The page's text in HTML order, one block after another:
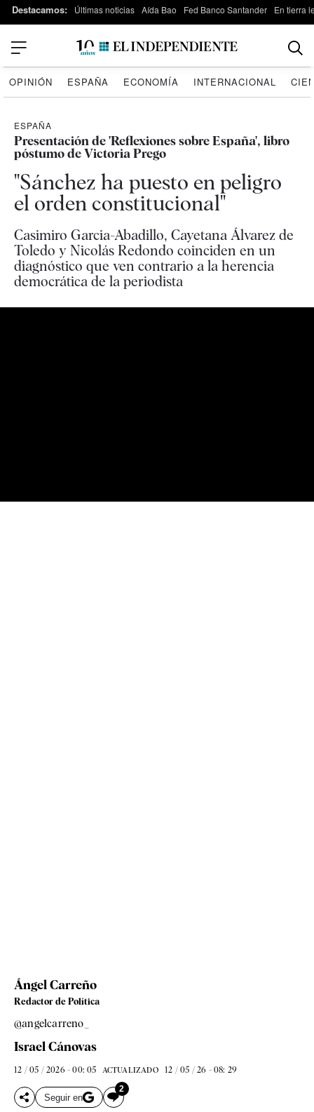
Destacamos: Últimas noticias Aída Bao Fed Banco Santander En tierra
OPINIÓN ESPAÑA ECONOMÍA INTERNACIONAL
ESPAÑA
Presentación de 'Reflexiones sobre España', libro
póstumo de Victoria Prego
"Sánchez ha puesto en peligro
el orden constitucional"
Casimiro Garcia-Abadillo, Cayetana Álvarez de
Toledo y Nicolás Redondo coinciden en un
diagnóstico que ven contrario a la herencia
democrática de la periodista
Ángel Carreño
Redactor de Política
@angelcarreno_
Israel Cánovas
12 / 05 / 2026 - 00: 05 ACTUALIZADO 12 / 05 / 26 - 08: 29
Seguir en
2